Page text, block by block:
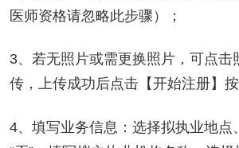
医师资格请忽略此步骤）；
3、若无照片或需更换照片，可点击
传，上传成功后点击【开始注册】按
4、填写业务信息：选择拟执业地点